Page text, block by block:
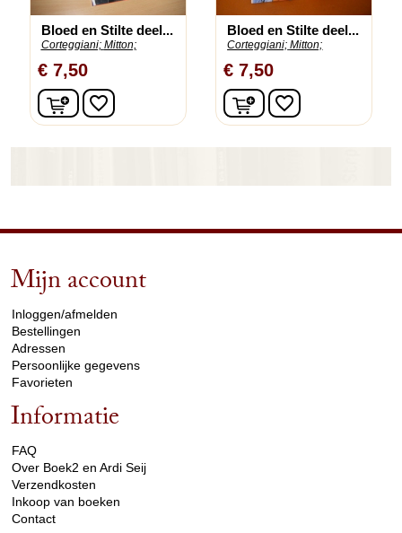
Bloed en Stilte deel...
Corteggiani; Mitton;
€ 7,50
In winkelwagen
favorite_border
Bloed en Stilte deel...
Corteggiani; Mitton;
€ 7,50
In winkelwagen
favorite_border
Mijn account
Inloggen/afmelden
Bestellingen
Adressen
Persoonlijke gegevens
Favorieten
Informatie
FAQ
Over Boek2 en Ardi Seij
Verzendkosten
Inkoop van boeken
Contact